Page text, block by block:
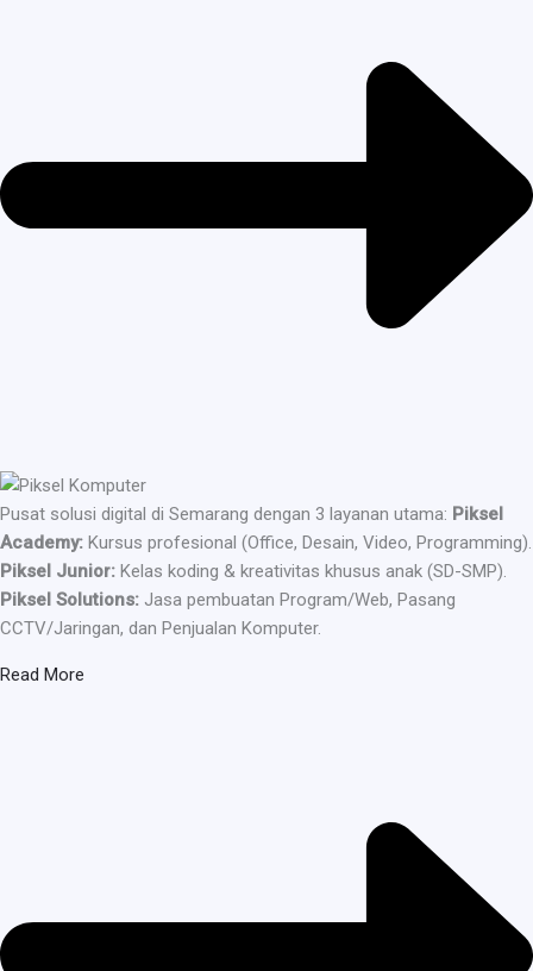
Pusat solusi digital di Semarang dengan 3 layanan utama: Piksel
Academy: Kursus profesional (Office, Desain, Video, Programming).
Piksel Junior: Kelas koding & kreativitas khusus anak (SD-SMP).
Piksel Solutions: Jasa pembuatan Program/Web, Pasang
CCTV/Jaringan, dan Penjualan Komputer.
Read More